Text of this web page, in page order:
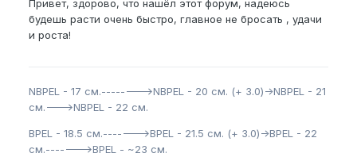
Привет, здорово, что нашёл этот форум, надеюсь
будешь расти очень быстро, главное не бросать , удачи
и роста!
NBPEL - 17 см.-------->NBPEL - 20 см. (+ 3.0)->NBPEL - 21
см.--->NBPEL - 22 см.
BPEL - 18.5 см.------->BPEL - 21.5 см. (+ 3.0)->BPEL - 22
см.------->BPEL - ~23 см.